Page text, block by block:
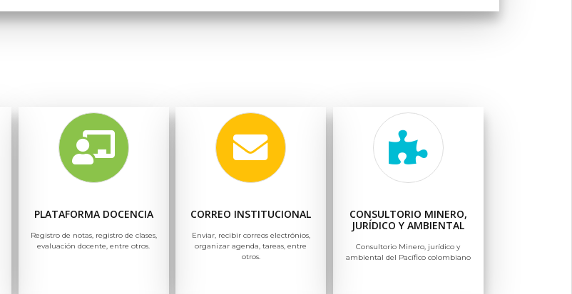
PLATAFORMA DOCENCIA
Registro de notas, registro de clases,
evaluación docente, entre otros.
CORREO INSTITUCIONAL
Enviar, recibir correos electrónios,
organizar agenda, tareas, entre
otros.
CONSULTORIO MINERO,
JURÍDICO Y AMBIENTAL
Consultorio Minero, jurídico y
ambiental del Pacífico colombiano